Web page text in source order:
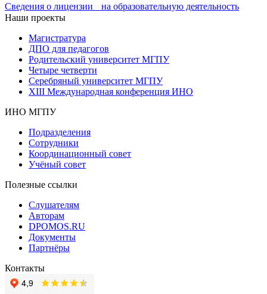
Сведения о лицензии на образовательную деятельность
Наши проекты
Магистратура
ДПО для педагогов
Родительский университет МГПУ
Четыре четверти
Серебряный университет МГПУ
XIII Международная конференция ИНО
ИНО МГПУ
Подразделения
Сотрудники
Координационный совет
Учёный совет
Полезные ссылки
Слушателям
Авторам
DPOMOS.RU
Документы
Партнёры
Контакты